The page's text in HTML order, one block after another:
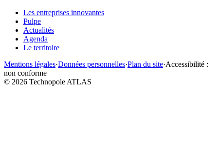
Les entreprises innovantes
Pulpe
Actualités
Agenda
Le territoire
Mentions légales·Données personnelles·Plan du site·Accessibilité :
non conforme
© 2026 Technopole ATLAS